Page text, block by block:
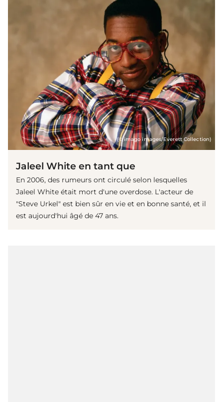
(© imago images/Everett Collection)
Jaleel White en tant que
En 2006, des rumeurs ont circulé selon lesquelles
Jaleel White était mort d'une overdose. L'acteur de
"Steve Urkel" est bien sûr en vie et en bonne santé, et il
est aujourd'hui âgé de 47 ans.